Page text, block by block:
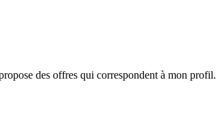
des offres qui correspondent à mon profil.